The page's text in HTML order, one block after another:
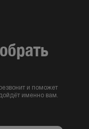
и поможет
именно вам.